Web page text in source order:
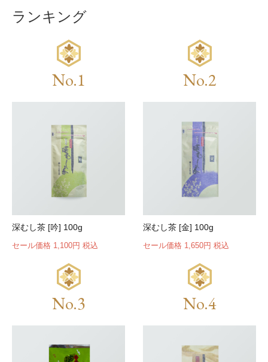
ランキング
No.1
深むし茶 [吟] 100g
セール価格 1,100円 税込
No.2
深むし茶 [金] 100g
セール価格 1,650円 税込
No.3 No.4